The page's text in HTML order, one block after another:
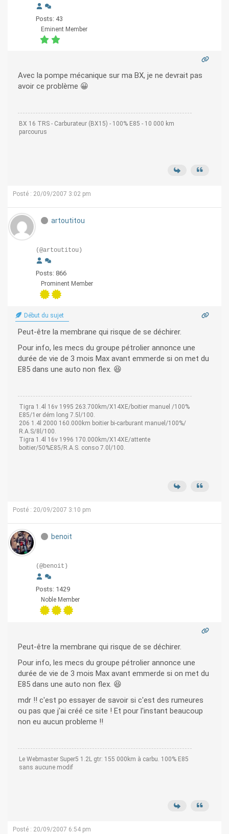
Posts: 43
Eminent Member
Avec la pompe mécanique sur ma BX, je ne devrait pas
avoir ce problème 😀
BX 16 TRS - Carburateur (BX15) - 100% E85 - 10 000 km
parcourus
Posté : 20/09/2007 3:02 pm
artoutitou
(@artoutitou)
Posts: 866
Prominent Member
Début du sujet
Peut-être la membrane qui risque de se déchirer.
Pour info, les mecs du groupe pétrolier annonce une
durée de vie de 3 mois Max avant emmerde si on met du
E85 dans une auto non flex. 😆
Tigra 1.4l 16v 1995 263.700km/X14XE/boitier manuel /100%
E85/1er dém long 7.5l/100.
206 1.4l 2000 160.000km boitier bi-carburant manuel/100%/
R.A.S/8l/100.
Tigra 1.4l 16v 1996 170.000km/X14XE/attente
boitier/50%E85/R.A.S. conso 7.0l/100.
Posté : 20/09/2007 3:10 pm
benoit
(@benoit)
Posts: 1429
Noble Member
Peut-être la membrane qui risque de se déchirer.
Pour info, les mecs du groupe pétrolier annonce une
durée de vie de 3 mois Max avant emmerde si on met du
E85 dans une auto non flex. 😆
mdr !! c'est po essayer de savoir si c'est des rumeures
ou pas que j'ai créé ce site ! Et pour l'instant beaucoup
non eu aucun probleme !!
Le Webmaster Super5 1.2L gtr: 155 000km à carbu. 100% E85
sans aucune modif
Posté : 20/09/2007 6:54 pm